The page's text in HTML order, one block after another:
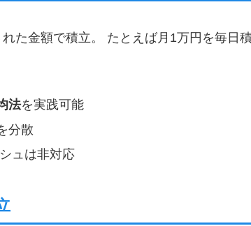
た金額で積立。 たとえば月1万円を毎日
法を実践可能
分散
ュは非対応